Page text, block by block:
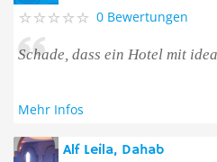
0 Bewertungen
Schade, dass ein Hotel mit
Mehr Infos
Alf Leila, Dahab